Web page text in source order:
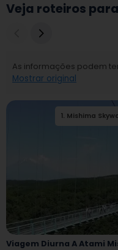
Veja roteiros
As informações podem
Mostrar original
1. Mishima